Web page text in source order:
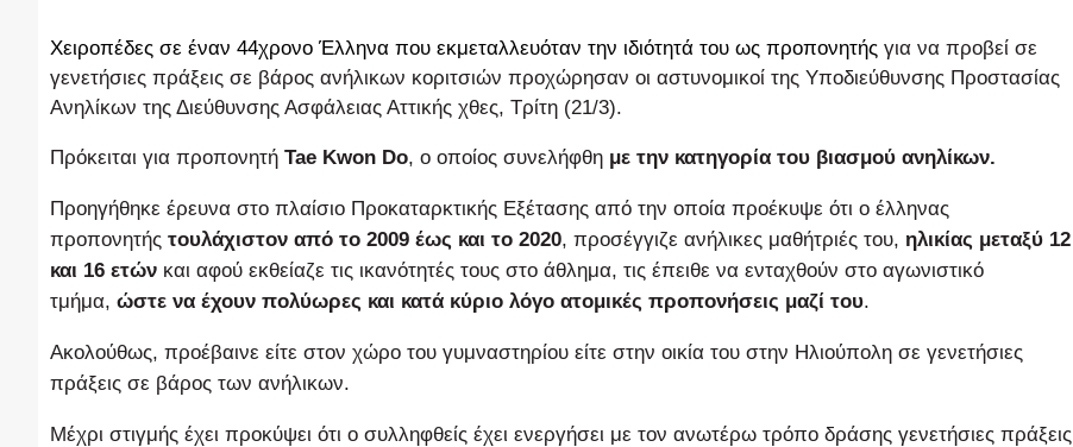
Χειροπέδες σε έναν 44χρονο Έλληνα που εκμεταλλευόταν την ιδιότητά του ως προπονητής για να προβεί σε
γενετήσιες πράξεις σε βάρος ανήλικων κοριτσιών προχώρησαν οι αστυνομικοί της Υποδιεύθυνσης Προστασίας
Ανηλίκων της Διεύθυνσης Ασφάλειας Αττικής χθες, Τρίτη (21/3).
Πρόκειται για προπονητή Tae Kwon Dο, ο οποίος συνελήφθη με την κατηγορία του βιασμού ανηλίκων.
Προηγήθηκε έρευνα στο πλαίσιο Προκαταρκτικής Εξέτασης από την οποία προέκυψε ότι ο έλληνας
προπονητής τουλάχιστον από το 2009 έως και το 2020, προσέγγιζε ανήλικες μαθήτριές του, ηλικίας μεταξύ 12
και 16 ετών και αφού εκθείαζε τις ικανότητές τους στο άθλημα, τις έπειθε να ενταχθούν στο αγωνιστικό
τμήμα, ώστε να έχουν πολύωρες και κατά κύριο λόγο ατομικές προπονήσεις μαζί του.
Ακολούθως, προέβαινε είτε στον χώρο του γυμναστηρίου είτε στην οικία του στην Ηλιούπολη σε γενετήσιες
πράξεις σε βάρος των ανήλικων.
Μέχρι στιγμής έχει προκύψει ότι ο συλληφθείς έχει ενεργήσει με τον ανωτέρω τρόπο δράσης γενετήσιες πράξεις